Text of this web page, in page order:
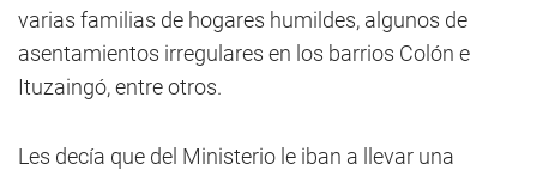
varias familias de hogares humildes, algunos de
asentamientos irregulares en los barrios Colón e
Ituzaingó, entre otros.
Les decía que del Ministerio le iban a llevar una